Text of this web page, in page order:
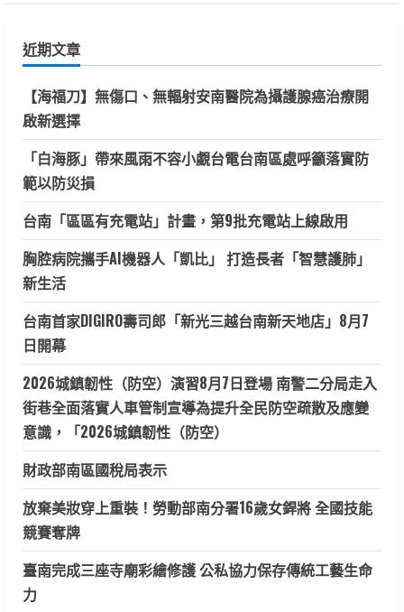
字:
近期文章
【海福刀】無傷口、無輻射安南醫院為攝護腺癌治療開
啟新選擇
「白海豚」帶來風雨不容小覷台電台南區處呼籲落實防
範以防災損
台南「區區有充電站」計畫，第9批充電站上線啟用
胸腔病院攜手AI機器人「凱比」 打造長者「智慧護肺」
新生活
台南首家DIGIRO壽司郎「新光三越台南新天地店」8月7
日開幕
2026城鎮韌性（防空）演習8月7日登場 南警二分局走入
街巷全面落實人車管制宣導為提升全民防空疏散及應變
意識，「2026城鎮韌性（防空）
財政部南區國稅局表示
放棄美妝穿上重裝！勞動部南分署16歲女銲將 全國技能
競賽奪牌
臺南完成三座寺廟彩繪修護 公私協力保存傳統工藝生命
力